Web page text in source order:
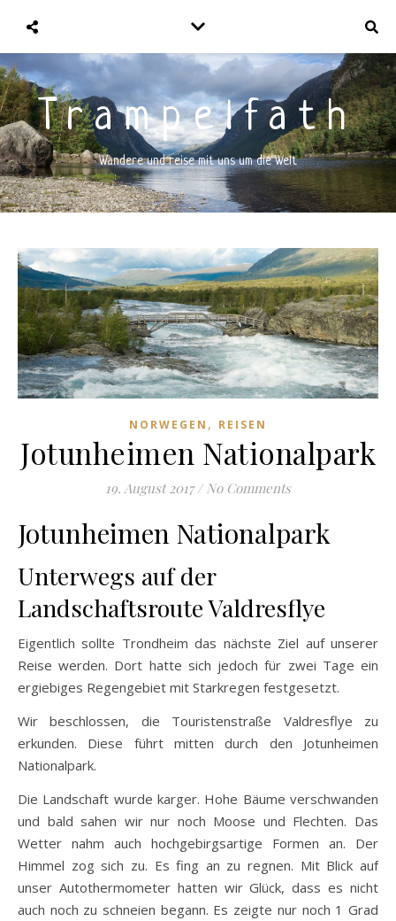
Trampelfath
Wandere und reise mit uns um die Welt
NORWEGEN , REISEN
Jotunheimen Nationalpark
19. August 2017 / No Comments
Jotunheimen Nationalpark
Unterwegs auf der
Landschaftsroute Valdresflye
Eigentlich sollte Trondheim das nächste Ziel auf unserer
Reise werden. Dort hatte sich jedoch für zwei Tage ein
ergiebiges Regengebiet mit Starkregen festgesetzt.
Wir beschlossen, die Touristenstraße Valdresflye zu
erkunden. Diese führt mitten durch den Jotunheimen
Nationalpark.
Die Landschaft wurde karger. Hohe Bäume verschwanden
und bald sahen wir nur noch Moose und Flechten. Das
Wetter nahm auch hochgebirgsartige Formen an. Der
Himmel zog sich zu. Es fing an zu regnen. Mit Blick auf
unser Autothermometer hatten wir Glück, dass es nicht
auch noch zu schneien begann. Es zeigte nur noch 1 Grad